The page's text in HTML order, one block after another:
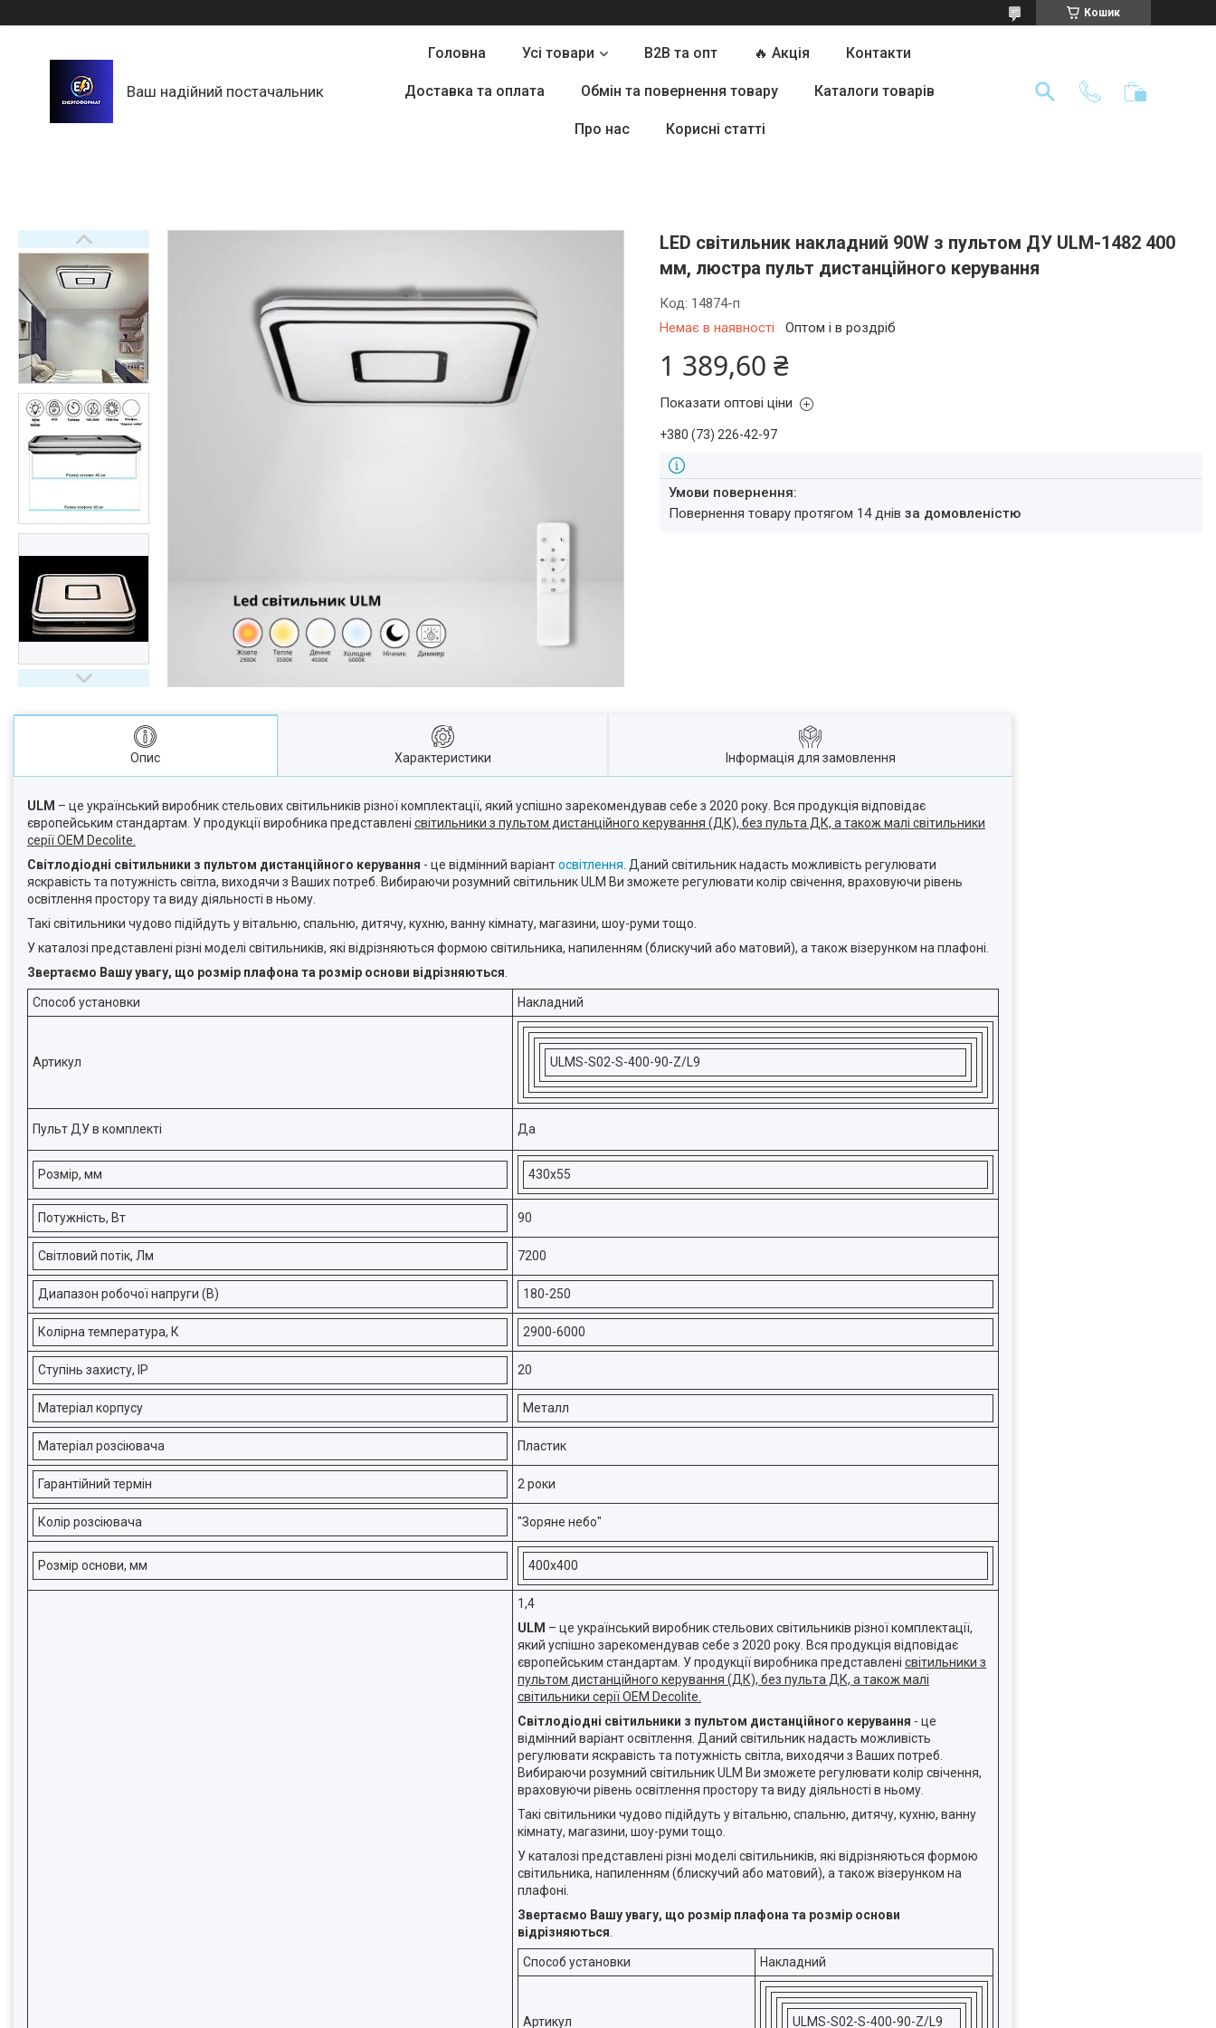
Кошик
Ваш надійний постачальник
Головна Усі товари B2B та опт 🔥 Акція Контакти
Доставка та оплата Обмін та повернення товару Каталоги товарів
Про нас Корисні статті
LED світильник накладний 90W з пультом ДУ ULM-1482 400
мм, люстра пульт дистанційного керування
Немає в наявності Оптом і в роздріб
Код: 14874-п
1 389,60 ₴
Показати оптові ціни
+380 (73) 226-42-97
повернення товару протягом 14 днівза домовленістю
Опис Характеристики Інформація для замовлення
ULM – це український виробник стельових світильників різної комплектації, який успішно зарекомендував себе з 2020 року. Вся продукція відповідає
європейським стандартам. У продукції виробника представлені світильники з пультом дистанційного керування (ДК), без пульта ДК, а також малі світильники
серії OEM Decolite.
Світлодіодні світильники з пультом дистанційного керування - це відмінний варіантосвітлення . Даний світильник надасть можливість регулювати
яскравість та потужність світла, виходячи з Ваших потреб. Вибираючи розумний світильник ULM Ви зможете регулювати колір свічення, враховуючи рівень
освітлення простору та виду діяльності в ньому.
Такі світильники чудово підійдуть у вітальню, спальню, дитячу, кухню, ванну кімнату, магазини, шоу-руми тощо.
У каталозі представлені різні моделі світильників, які відрізняються формою світильника, напиленням (блискучий або матовий), а також візерунком на плафоні.
Звертаємо Вашу увагу, що розмір плафона та розмір основи відрізняються
Способ установки Накладний
Артикул ULMS-S02-S-400-90-Z/L9
Пульт ДУ в комплекті Да
Розмір, мм 430х55
Потужність, Вт 90
Світловий потік, Лм 7200
Диапазон робочої напруги (В) 180-250
Колірна температура, К 2900-6000
Ступінь захисту, ІР 20
Матеріал корпусу Металл
Матеріал розсіювача Пластик
Гарантійний термін 2 роки
Колір розсіювача "Зоряне небо"
Розмір основи, мм 400х400
1,4
ULM – це український виробник стельових світильників різної комплектації,
який успішно зарекомендував себе з 2020 року. Вся продукція відповідає
європейським стандартам. У продукції виробника представлені світильники з
пультом дистанційного керування (ДК), без пульта ДК, а також малі
світильники серії OEM Decolite.
Світлодіодні світильники з пультом дистанційного керування - це
відмінний варіант освітлення. Даний світильник надасть можливість
регулювати яскравість та потужність світла, виходячи з Ваших потреб.
Вибираючи розумний світильник ULM Ви зможете регулювати колір свічення,
враховуючи рівень освітлення простору та виду діяльності в ньому.
Такі світильники чудово підійдуть у вітальню, спальню, дитячу, кухню, ванну
кімнату, магазини, шоу-руми тощо.
У каталозі представлені різні моделі світильників, які відрізняються формою
світильника, напиленням (блискучий або матовий), а також візерунком на
плафоні.
Звертаємо Вашу увагу, що розмір плафона та розмір основи
відрізняються
Способ установки Накладний
Артикул ULMS-S02-S-400-90-Z/L9